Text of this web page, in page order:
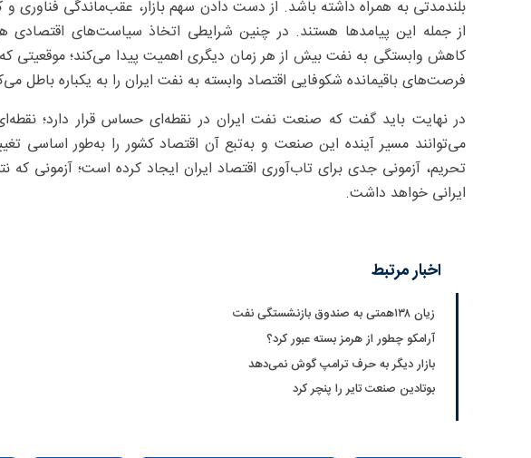
بلندمدتی به همراه داشته باشد. از دست دادن سهم بازار، عقب‌ماندگی فناوری
از جمله این پیامدها هستند. در چنین شرایطی اتخاذ سیاست‌های اقتصادی
کاهش وابستگی به نفت بیش از هر زمان دیگری اهمیت پیدا می‌کند؛ موقعیتی که
فرصت‌های باقیمانده شکوفایی اقتصاد وابسته به نفت ایران را به یکباره باطل
در نهایت باید گفت که صنعت نفت ایران در نقطه‌ای حساس قرار دارد؛
می‌توانند مسیر آینده این صنعت و به‌تبع آن اقتصاد کشور را به‌طور اساسی
تحریم، آزمونی جدی برای تاب‌آوری اقتصاد ایران ایجاد کرده است؛ آزمونی که
ایرانی خواهد داشت.
اخبار مرتبط
زیان ۱۳۸همتی به صندوق بازنشستگی نفت
آرامکو چطور از هرمز بسته عبور کرد؟
بازار دیگر به حرف ترامپ گوش نمی‌دهد
بوتادین صنعت تایر را پنچر کرد